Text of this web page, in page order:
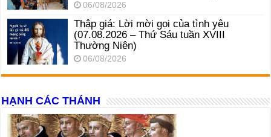
06/08/2026
Thập giá: Lời mời gọi của tình yêu
(07.08.2026 – Thứ Sáu tuần XVIII
Thường Niên)
06/08/2026
HẠNH CÁC THÁNH